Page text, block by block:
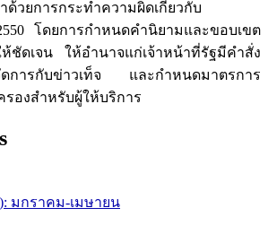
วยการกระทำความผิดเกี่ยวกับ
โดยการกำหนดคำนิยามและขอบเขต
ชัดเจน ให้อำนาจแก่เจ้าหน้าที่รัฐมีคำสั่ง
ดการกับข่าวเท็จ และกำหนดมาตรการ
องสำหรับผู้ให้บริการ
มกราคม-เมษายน